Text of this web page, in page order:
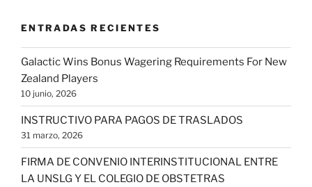
ENTRADAS RECIENTES
Galactic Wins Bonus Wagering Requirements For New
Zealand Players
10 junio, 2026
INSTRUCTIVO PARA PAGOS DE TRASLADOS
31 marzo, 2026
FIRMA DE CONVENIO INTERINSTITUCIONAL ENTRE
LA UNSLG Y EL COLEGIO DE OBSTETRAS